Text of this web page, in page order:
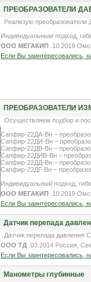
ПРЕОБРАЗОВАТЕЛИ
Реализую
Индивидуальным подход,
ООО МЕГАКИП .10.2019
Если Вы заинтересовались,
ПРЕОБРАЗОВАТЕЛИ
Осуществляем подбор и
Сапфир-22ДА-Вн –
Сапфир-22ДИ-Вн –
Сапфир-22ДВ-Вн –
Сапфир-22ДИВ-Вн –
Сапфир-22ДД-Вн –
Сапфир-22ДГ-Вн –
Индивидуальный подход,
ООО МЕГАКИП .10.2019
Если Вы заинтересовались,
Датчик перепада
Датчик перепада
ООО ТД .03.2014 Россия,
Если Вы заинтересовались,
Манометры глубинные